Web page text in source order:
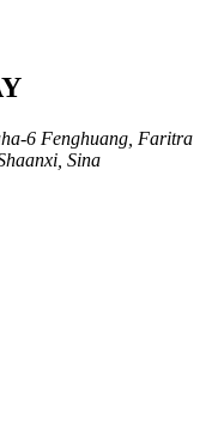
6 Fenghuang, Faritra
Sina